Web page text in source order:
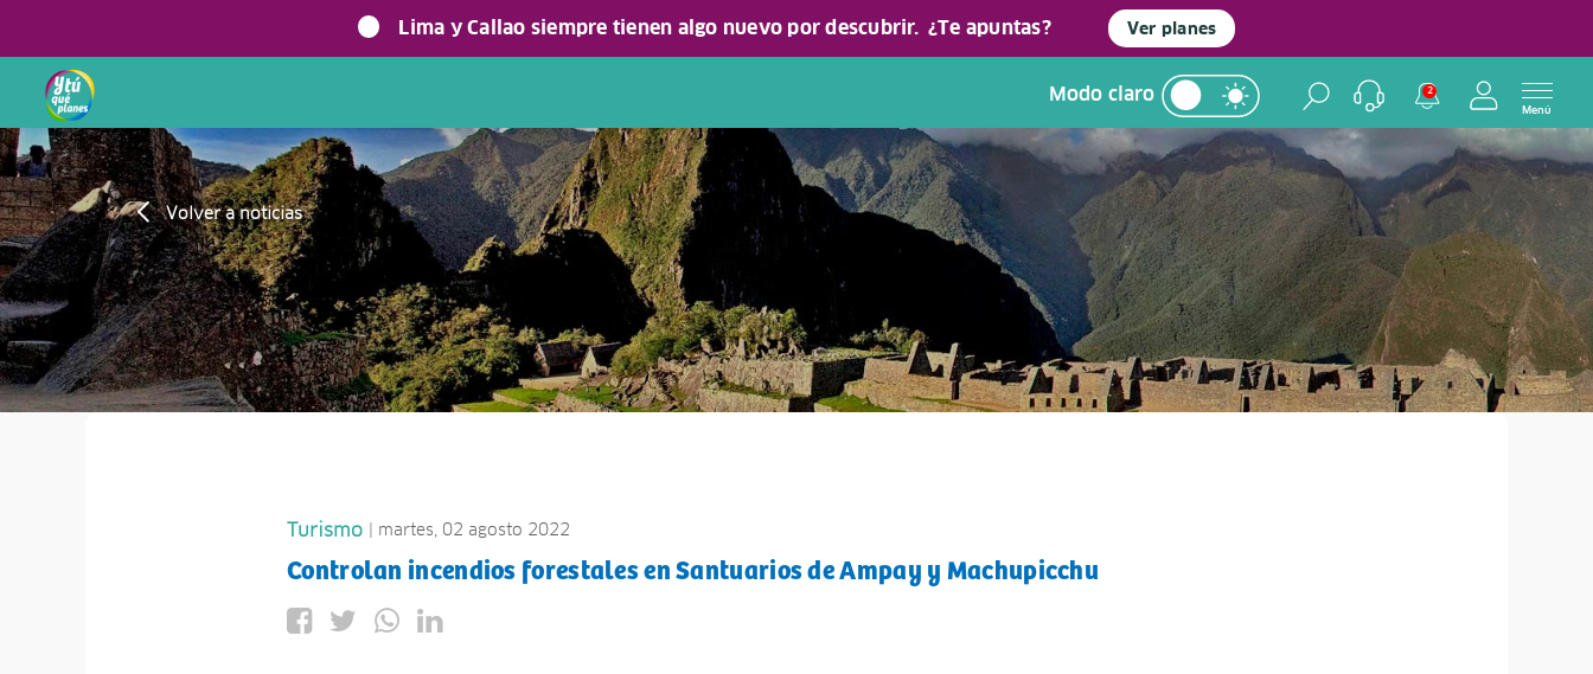
Lima y Callao siempre tienen algo nuevo por descubrir. ¿Te apuntas? Ver planes
Modo claro 2
Menú
Volver a noticias
Turismo | martes, 02 agosto 2022
Controlan incendios forestales en Santuarios de Ampay y Machupicchu